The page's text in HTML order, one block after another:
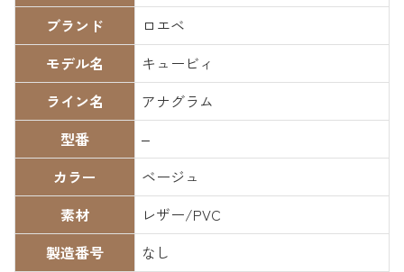
ブランド
ロエベ
モデル名
キュービィ
ライン名
アナグラム
型番
–
カラー
ベージュ
素材
レザー/PVC
製造番号
なし